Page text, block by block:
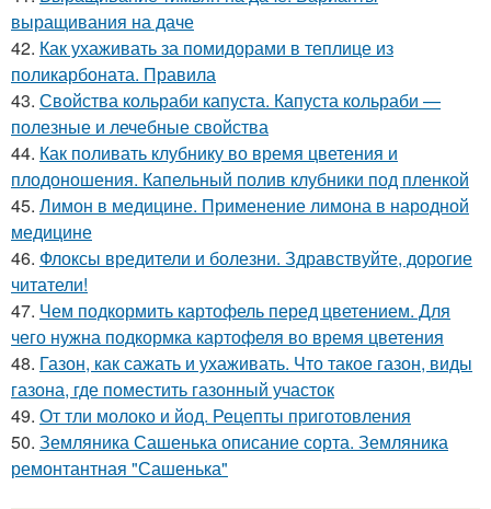
выращивания на даче
42. Как ухаживать за помидорами в теплице из
поликарбоната. Правила
43. Свойства кольраби капуста. Капуста кольраби —
полезные и лечебные свойства
44. Как поливать клубнику во время цветения и
плодоношения. Капельный полив клубники под пленкой
45. Лимон в медицине. Применение лимона в народной
медицине
46. Флоксы вредители и болезни. Здравствуйте, дорогие
читатели!
47. Чем подкормить картофель перед цветением. Для
чего нужна подкормка картофеля во время цветения
48. Газон, как сажать и ухаживать. Что такое газон, виды
газона, где поместить газонный участок
49. От тли молоко и йод. Рецепты приготовления
50. Земляника Сашенька описание сорта. Земляника
ремонтантная "Сашенька"